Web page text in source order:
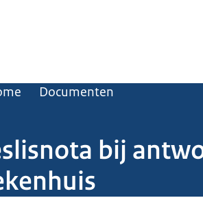
Documenten
bij